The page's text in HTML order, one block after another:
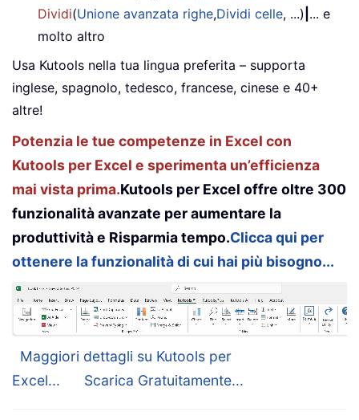
Dividi(Unione avanzata righe,Dividi celle, ...) ... e
molto altro
Usa Kutools nella tua lingua preferita – supporta
inglese, spagnolo, tedesco, francese, cinese e 40+
altre!
Potenzia le tue competenze in Excel con
Kutools per Excel e sperimenta un’efficienza
mai vista prima.Kutools per Excel offre oltre 300
funzionalità avanzate per aumentare la
produttività e Risparmia tempo.Clicca qui per
ottenere la funzionalità di cui hai più bisogno...
Maggiori dettagli su Kutools per
Excel...
Scarica Gratuitamente...